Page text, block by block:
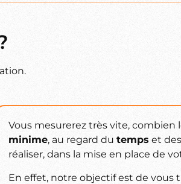
Vous mesurerez très vite, combien
minime, au regard du temps et des
réaliser, dans la mise en place de
En effet, notre objectif est de vous